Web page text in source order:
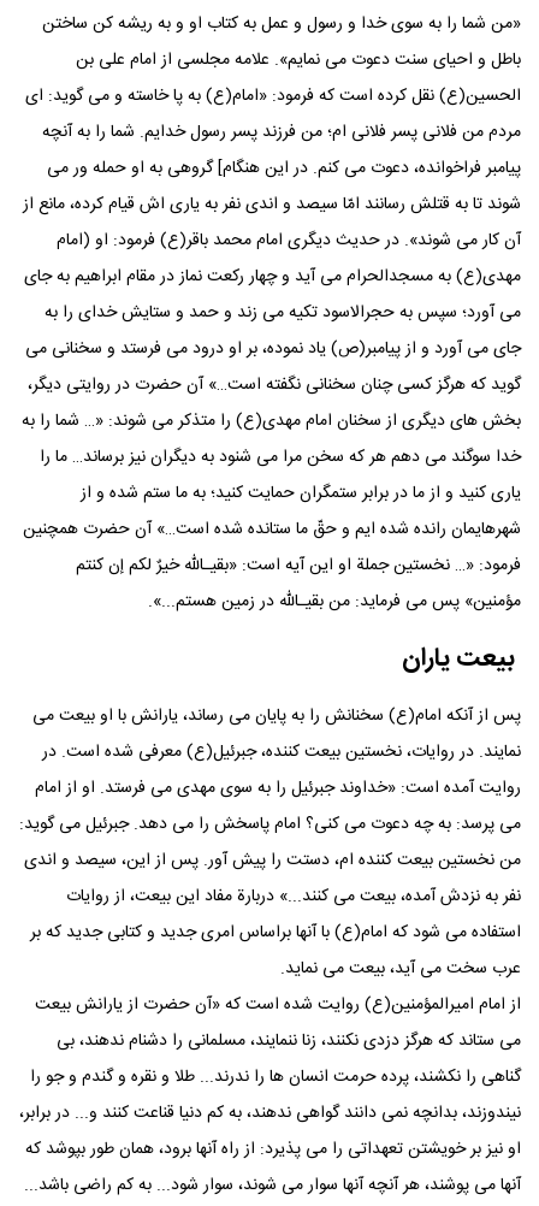
«من شما را به سوی خدا و رسول و عمل به کتاب او و به ریشه کن ساختن
باطل و احیای سنت دعوت می نمایم». علامه مجلسی از امام علی بن
الحسین(ع) نقل کرده است که فرمود: «امام(ع) به پا خاسته و می گوید: ای
مردم من فلانی پسر فلانی ام؛ من فرزند پسر رسول خدایم. شما را به آنچه
پیامبر فراخوانده، دعوت می کنم. در این هنگام] گروهی به او حمله ور می
شوند تا به قتلش رسانند امّا سیصد و اندی نفر به یاری اش قیام کرده، مانع از
آن کار می شوند». در حدیث دیگری امام محمد باقر(ع) فرمود: او (امام
مهدی(ع) به مسجدالحرام می آید و چهار رکعت نماز در مقام ابراهیم به جای
می آورد؛ سپس به حجرالاسود تکیه می زند و حمد و ستایش خدای را به
جای می آورد و از پیامبر(ص) یاد نموده، بر او درود می فرستد و سخنانی می
گوید که هرگز کسی چنان سخنانی نگفته است…» آن حضرت در روایتی دیگر،
بخش های دیگری از سخنان امام مهدی(ع) را متذکر می شوند: «… شما را به
خدا سوگند می دهم هر که سخن مرا می شنود به دیگران نیز برساند… ما را
یاری کنید و از ما در برابر ستمگران حمایت کنید؛ به ما ستم شده و از
شهرهایمان رانده شده ایم و حقّ ما ستانده شده است…» آن حضرت همچنین
فرمود: «… نخستین جملة او این آیه است: «بقیـالله خیرٌ لکم إن کنتم
مؤمنین» پس می فرماید: من بقیـالله در زمین هستم...».
بیعت یاران
پس از آنکه امام(ع) سخنانش را به پایان می رساند، یارانش با او بیعت می
نمایند. در روایات، نخستین بیعت کننده، جبرئیل(ع) معرفی شده است. در
روایت آمده است: «خداوند جبرئیل را به سوی مهدی می فرستد. او از امام
می پرسد: به چه دعوت می کنی؟ امام پاسخش را می دهد. جبرئیل می گوید:
من نخستین بیعت کننده ام، دستت را پیش آور. پس از این، سیصد و اندی
نفر به نزدش آمده، بیعت می کنند...» دربارة مفاد این بیعت، از روایات
استفاده می شود که امام(ع) با آنها براساس امری جدید و کتابی جدید که بر
عرب سخت می آید، بیعت می نماید.
از امام امیرالمؤمنین(ع) روایت شده است که «آن حضرت از یارانش بیعت
می ستاند که هرگز دزدی نکنند، زنا ننمایند، مسلمانی را دشنام ندهند، بی
گناهی را نکشند، پرده حرمت انسان ها را ندرند... طلا و نقره و گندم و جو را
نیندوزند، بدانچه نمی دانند گواهی ندهند، به کم دنیا قناعت کنند و... در برابر،
او نیز بر خویشتن تعهداتی را می پذیرد: از راه آنها برود، همان طور بپوشد که
آنها می پوشند، هر آنچه آنها سوار می شوند، سوار شود... به کم راضی باشد...